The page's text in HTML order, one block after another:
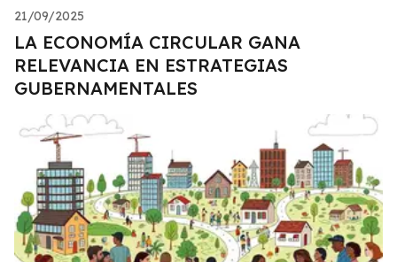
21/09/2025
LA ECONOMÍA CIRCULAR GANA
RELEVANCIA EN ESTRATEGIAS
GUBERNAMENTALES